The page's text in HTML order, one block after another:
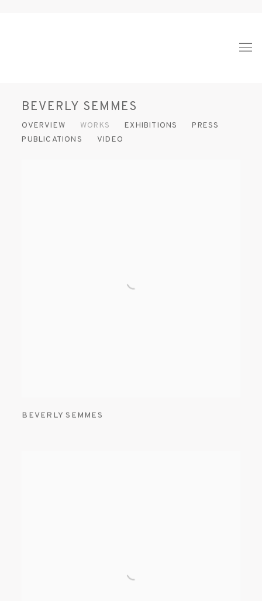
BEVERLY SEMMES
OVERVIEW WORKS EXHIBITIONS
PRESS
PUBLICATIONS
VIDEO
BEVERLY SEMMES